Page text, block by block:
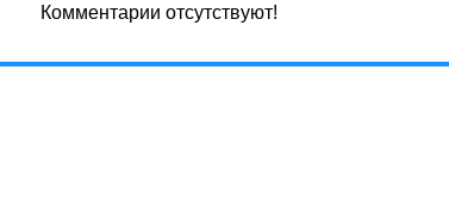
Комментарии отсутствуют!